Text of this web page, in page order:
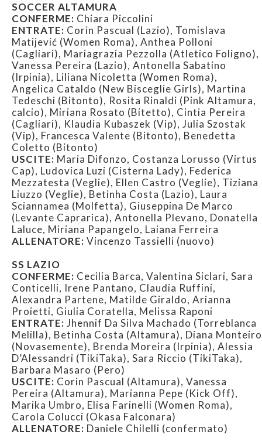
SOCCER ALTAMURA
CONFERME: Chiara Piccolini
ENTRATE: Corin Pascual (Lazio), Tomislava
Matijević (Women Roma), Anthea Polloni
(Cagliari), Mariagrazia Pezzolla (Atletico Foligno),
Vanessa Pereira (Lazio), Antonella Sabatino
(Irpinia), Liliana Nicoletta (Women Roma),
Angelica Cataldo (New Bisceglie Girls), Martina
Tedeschi (Bitonto), Rosita Rinaldi (Pink Altamura,
calcio), Miriana Rosato (Bitetto), Cintia Pereira
(Cagliari), Klaudia Kubaszek (Vip), Julia Szostak
(Vip), Francesca Valente (Bitonto), Benedetta
Coletto (Bitonto)
USCITE: Maria Difonzo, Costanza Lorusso (Virtus
Cap), Ludovica Luzi (Cisterna Lady), Federica
Mezzatesta (Veglie), Ellen Castro (Veglie), Tiziana
Liuzzo (Veglie), Betinha Costa (Lazio), Laura
Sciannamea (Molfetta), Giuseppina De Marco
(Levante Caprarica), Antonella Plevano, Donatella
Laluce, Miriana Papangelo, Laiana Ferreira
ALLENATORE: Vincenzo Tassielli (nuovo)
SS LAZIO
CONFERME: Cecilia Barca, Valentina Siclari, Sara
Conticelli, Irene Pantano, Claudia Ruffini,
Alexandra Partene, Matilde Giraldo, Arianna
Proietti, Giulia Coratella, Melissa Raponi
ENTRATE: Jhennif Da Silva Machado (Torreblanca
Melilla), Betinha Costa (Altamura), Diana Monteiro
(Novasemente), Brenda Moreira (Irpinia), Alessia
D’Alessandri (TikiTaka), Sara Riccio (TikiTaka),
Barbara Masaro (Pero)
USCITE: Corin Pascual (Altamura), Vanessa
Pereira (Altamura), Marianna Pepe (Kick Off),
Marika Umbro, Elisa Farinelli (Women Roma),
Carola Colucci (Okasa Falconara)
ALLENATORE: Daniele Chilelli (confermato)